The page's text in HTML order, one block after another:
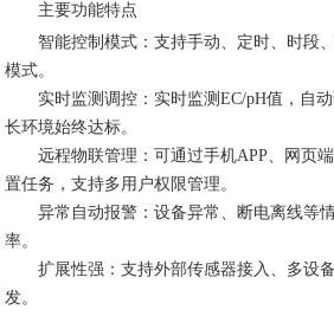
主要功能特点
智能控制模式：支持手动、定时、时段
模式。
实时监测调控：实时监测EC/pH值，自
长环境始终达标。
远程物联管理：可通过手机APP、网页
置任务，支持多用户权限管理。
异常自动报警：设备异常、断电离线等
率。
扩展性强：支持外部传感器接入、多设
发。